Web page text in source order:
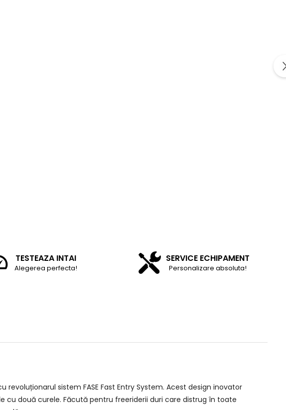
TESTEAZA INTAI
Alegerea perfecta!
SERVICE ECHIPAMENT
Personalizare absoluta!
sistem FASE Fast Entry System. Acest design inovator
două curele. Făcută pentru freeriderii duri care distrug în toate